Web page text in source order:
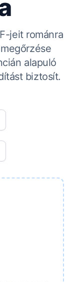
jeit románra
alapuló
biztosít.